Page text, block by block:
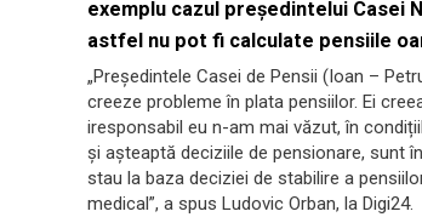
exemplu cazul președintelui Casei
astfel nu pot fi calculate pensiile
„Președintele Casei de Pensii (Ioan –
creeze probleme în plata pensiilor. Ei
iresponsabil eu n-am mai văzut, în
și așteaptă deciziile de pensionare, sunt
stau la baza deciziei de stabilire a
medical”, a spus Ludovic Orban, la Digi24.